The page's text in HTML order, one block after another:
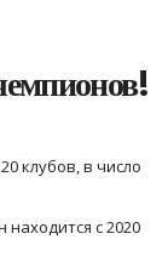
клубов, в число
находится с 2020